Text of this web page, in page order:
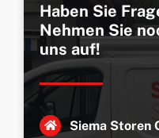
Haben Sie
Nehmen Sie
uns auf!
Siema Storen